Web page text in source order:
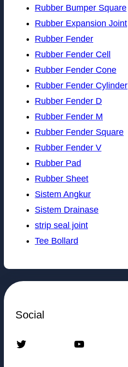
Rubber Bumper Square
Rubber Expansion Joint
Rubber Fender
Rubber Fender Cell
Rubber Fender Cone
Rubber Fender Cylinder
Rubber Fender D
Rubber Fender M
Rubber Fender Square
Rubber Fender V
Rubber Pad
Rubber Sheet
Sistem Angkur
Sistem Drainase
strip seal joint
Tee Bollard
Social
Twitter YouTube